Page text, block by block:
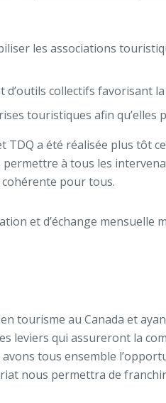
les associations
d’outils collectifs favorisant
touristiques afin qu’elles
TDQ a été réalisée plus tôt
à tous les
pour tous.
et d’échange
tourisme au Canada et
leviers qui assureront
tous ensemble
nous permettra de